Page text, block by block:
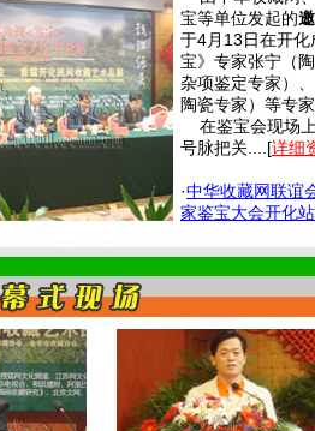
宝等单位发起的
于4月13日在开
宝》专家张宁（
杂项鉴定专家）
陶瓷专家）等专
在鉴宝会现场
号脉把关....[详细
·中华收藏网联谊
家鉴宝大会开化